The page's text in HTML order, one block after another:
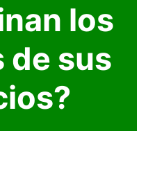
los
de sus